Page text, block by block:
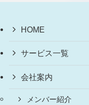
HOME
サービス一覧
会社案内
メンバー紹介